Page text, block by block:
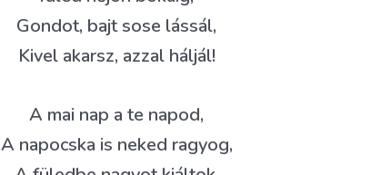
Gondot, bajt sose lássál,
Kivel akarsz, azzal háljál!
A mai nap a te napod,
A napocska is neked ragyog,